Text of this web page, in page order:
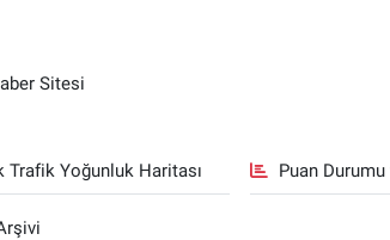
Sitesi
Trafik Yoğunluk Haritası Puan